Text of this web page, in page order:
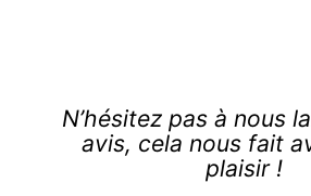
N’hésitez pas à nous
avis, cela nous fait
plaisir !